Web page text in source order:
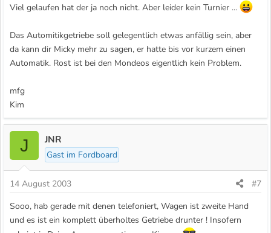
Viel gelaufen hat der ja noch nicht. Aber leider kein Turnier ...
Das Automitikgetriebe soll gelegentlich etwas anfällig sein, aber
da kann dir Micky mehr zu sagen, er hatte bis vor kurzem einen
Automatik. Rost ist bei den Mondeos eigentlich kein Problem.
mfg
Kim
J JNR
Gast im Fordboard
14 August 2003
#7
Sooo, hab gerade mit denen telefoniert, Wagen ist zweite Hand
und es ist ein komplett überholtes Getriebe drunter ! Insofern